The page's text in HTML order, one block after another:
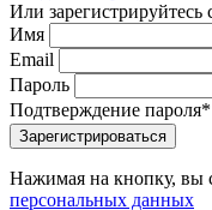
Или
Имя
Email
Пароль
Подтверждение пароля*
Зарегистрироваться
Нажимая на кнопку, вы
персональных данных